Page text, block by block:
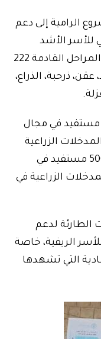
الرامية إلى دعم
للأسر الأشد
احتياجًا، إذ من المقرر أن يستفيد في المراحل القادمة 222
ذرحبة، الذراع،
يستهدف المشروع بشكل عام 700 مستفيد في مجال
مستفيد في المدخلات الزراعية
في مديرية المسراخ، بالإضافة إلى 500 مستفيد في
في المدخلات الزراعية في
الطارئة لدعم
الريفية، خاصة
التي تشهدها